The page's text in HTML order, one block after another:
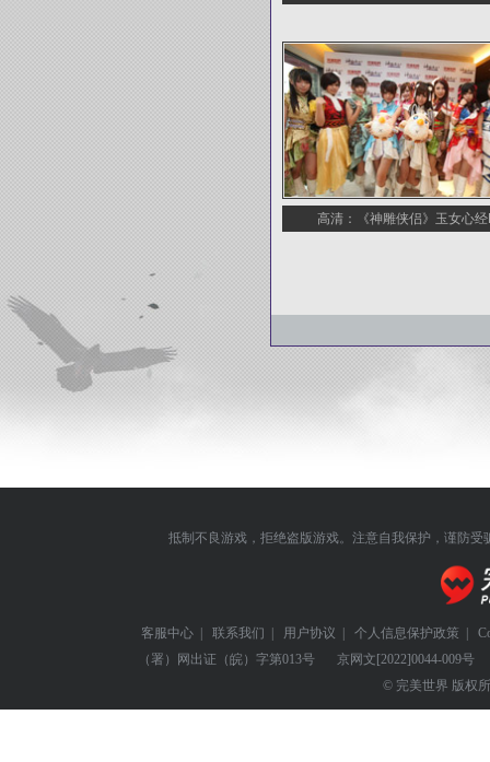
高清：《神雕侠侣》玉女心
抵制不良游戏，拒绝盗版游戏。注意自我保护，谨防受
客服中心 | 联系我们 | 用户协议 | 个人信息保护政策 |
（署）网出证（皖）字第013号
京网文[2022]0044-009号
© 完美世界 版权所